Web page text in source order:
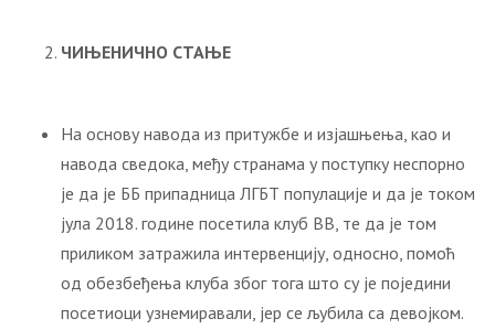
ЧИЊЕНИЧНО СТАЊЕ
На основу навода из притужбе и изјашњења, као и
навода сведока, међу странама у поступку неспорно
је да је ББ припадница ЛГБТ пoпулације и да је током
јула 2018. године посетила клуб ВВ, те да је том
приликом затражила интервенцију, односно, помоћ
од обезбеђења клуба због тога што су је поједини
посетиоци узнемиравали, јер се љубила са девојком.